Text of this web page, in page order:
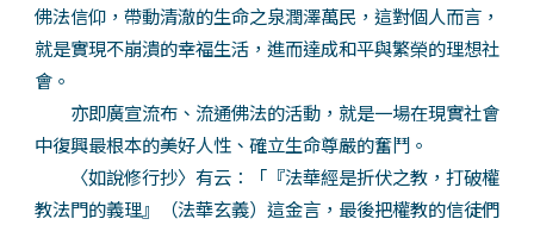
佛法信仰，帶動清澈的生命之泉潤澤萬民，這對個人而言，
就是實現不崩潰的幸福生活，進而達成和平與繁榮的理想社
會。
亦即廣宣流布、流通佛法的活動，就是一場在現實社會
中復興最根本的美好人性、確立生命尊嚴的奮鬥。
〈如說修行抄〉有云：「『法華經是折伏之教，打破權
教法門的義理』（法華玄義）這金言，最後把權教的信徒們